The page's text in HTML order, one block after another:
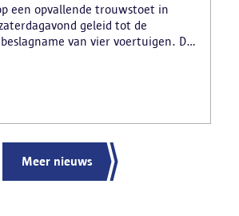
een opvallende trouwstoet in
geleid tot de
van vier voertuigen. De
weggebruikers melding hadden
die dat als gevolg had.
Meer nieuws